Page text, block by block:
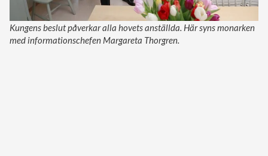
Kungens beslut påverkar alla hovets anställda. Här syns monarken
med informationschefen Margareta Thorgren.